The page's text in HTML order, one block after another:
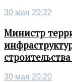
30 мая 20:22
Министр
30 мая 20:20